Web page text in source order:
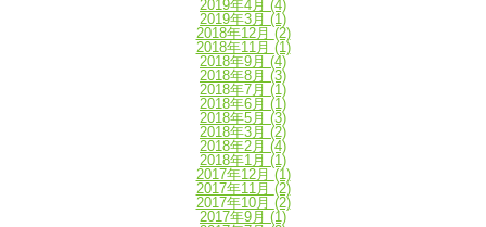
2019年4月 (4)
2019年3月 (1)
2018年12月 (2)
2018年11月 (1)
2018年9月 (4)
2018年8月 (3)
2018年7月 (1)
2018年6月 (1)
2018年5月 (3)
2018年3月 (2)
2018年2月 (4)
2018年1月 (1)
2017年12月 (1)
2017年11月 (2)
2017年10月 (2)
2017年9月 (1)